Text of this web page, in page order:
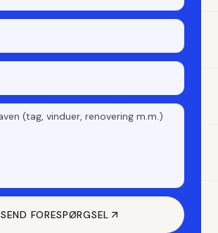
SEND FORESPØRGSEL